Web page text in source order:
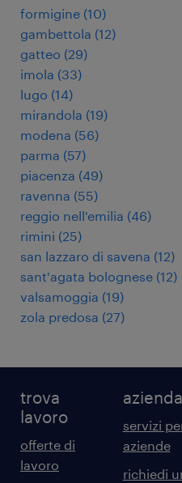
formigine (10)
gambettola (12)
gatteo (29)
imola (33)
lugo (14)
mirandola (19)
modena (56)
parma (57)
piacenza (49)
ravenna (55)
reggio nell'emilia (46)
rimini (25)
san lazzaro di savena (12)
sant'agata bolognese (12)
valsamoggia (19)
zola predosa (27)
trova
lavoro
offerte di
lavoro
azienda
servizi
aziende
richiedi